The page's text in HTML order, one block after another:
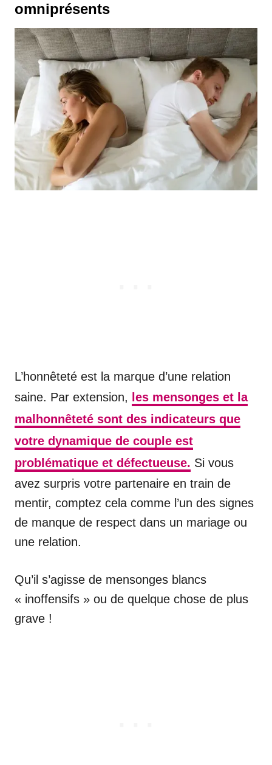
omniprésents
L’honnêteté est la marque d’une relation
saine. Par extension,
les mensonges et la
malhonnêteté sont des indicateurs que
votre dynamique de couple est
problématique et défectueuse. Si vous
avez surpris votre partenaire en train de
mentir, comptez cela comme l’un des signes
de manque de respect dans un mariage ou
une relation.
Qu’il s’agisse de mensonges blancs
« inoffensifs » ou de quelque chose de plus
grave !